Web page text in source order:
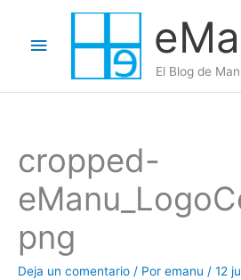
contenido
El Blog de
Menú
principal
cropped-
png
Deja un comentario / Por emanu / 12